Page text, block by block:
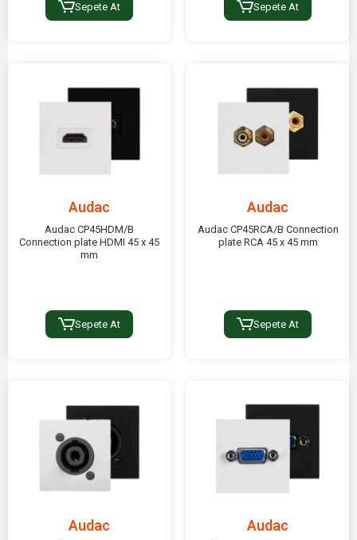
Sepete At Sepete At
Audac
Audac CP45HDM/B
Connection plate HDMI 45 x 45
mm
Sepete At
Audac
Audac CP45RCA/B Connection
plate RCA 45 x 45 mm
Sepete At
Audac Audac